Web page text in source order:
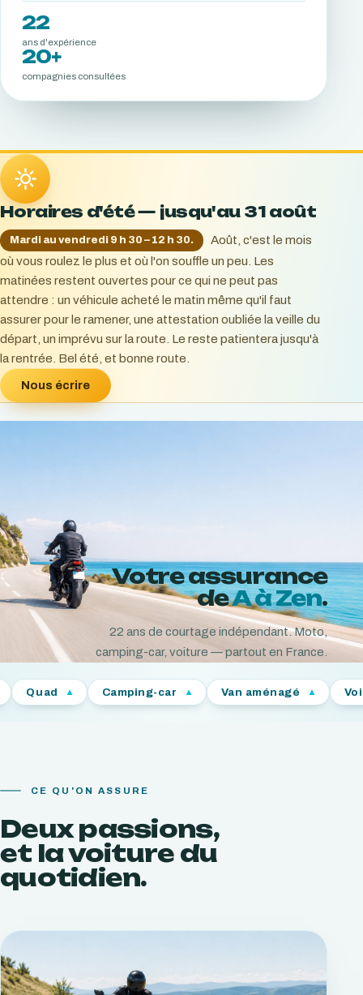
22
ans d'expérience
20+
compagnies consultées
Horaires d'été — jusqu'au 31 août
Mardi au vendredi 9 h 30 – 12 h 30.
Août, c'est le mois
où vous roulez le plus et où l'on souffle un peu. Les
matinées restent ouvertes pour ce qui ne peut pas
attendre : un véhicule acheté le matin même qu'il faut
assurer pour le ramener, une attestation oubliée la veille du
départ, un imprévu sur la route. Le reste patientera jusqu'à
la rentrée. Bel été, et bonne route.
Nous écrire
Votre assurance
deA à Zen.
22 ans de courtage indépendant. Moto,
camping-car, voiture — partout en France.
Camping-car Van aménagé Voiture
CE QU'ON ASSURE
Deux passions,
et la voiture du
quotidien.